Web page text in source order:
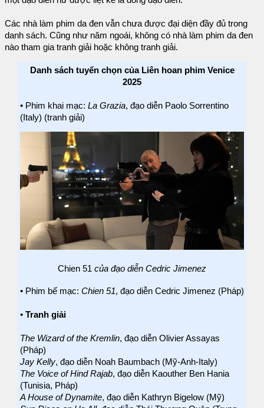
Các nhà làm phim da đen vẫn chưa được đại diện đầy đủ trong
danh sách. Cũng như năm ngoái, không có nhà làm phim da đen
nào tham gia tranh giải hoặc không tranh giải.
Danh sách tuyển chọn của Liên hoan phim Venice
2025
• Phim khai mạc: La Grazia, đạo diễn Paolo Sorrentino
(Italy) (tranh giải)
Chien 51 của đạo diễn Cedric Jimenez
• Phim bế mạc: Chien 51, đạo diễn Cedric Jimenez (Pháp)
• Tranh giải
The Wizard of the Kremlin, đạo diễn Olivier Assayas
(Pháp)
Jay Kelly, đạo diễn Noah Baumbach (Mỹ-Anh-Italy)
The Voice of Hind Rajab, đạo diễn Kaouther Ben Hania
(Tunisia, Pháp)
A House of Dynamite, đạo diễn Kathryn Bigelow (Mỹ)